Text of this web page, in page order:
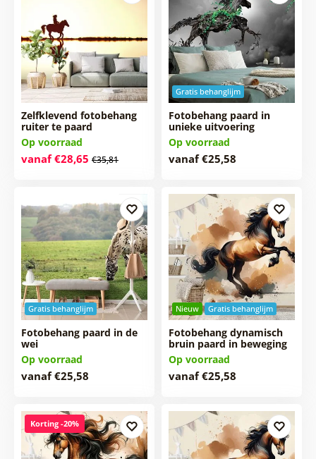
Zelfklevend fotobehang
ruiter te paard
Op voorraad
vanaf €28,65 €35,81
Gratis behanglijm
Fotobehang paard in
unieke uitvoering
Op voorraad
vanaf €25,58
Gratis behanglijm
Fotobehang paard in de
wei
Op voorraad
vanaf €25,58
Nieuw Gratis behanglijm
Fotobehang dynamisch
bruin paard in beweging
Op voorraad
vanaf €25,58
Korting -20%